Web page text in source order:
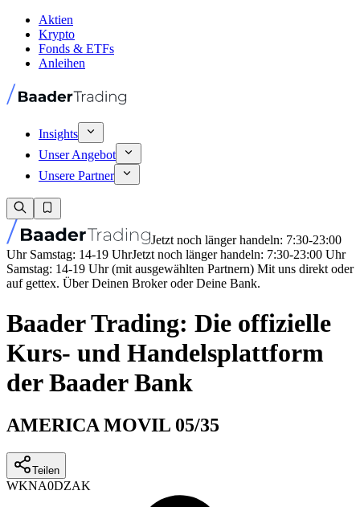
Aktien
Krypto
Fonds & ETFs
Anleihen
Insights
Unser Angebot
Unsere Partner
Jetzt noch länger handeln: 7:30-23:00
Uhr Samstag: 14-19 UhrJetzt noch länger handeln: 7:30-23:00 Uhr
Samstag: 14-19 Uhr (mit ausgewählten Partnern) Mit uns direkt oder
auf gettex. Über Deinen Broker oder Deine Bank.
Baader Trading: Die offizielle
Kurs- und Handelsplattform
der Baader Bank
AMERICA MOVIL 05/35
Teilen
WKNA0DZAK